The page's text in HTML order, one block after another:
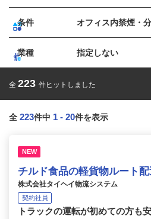
条件 オフィス内禁煙・
業種 指定しない
全 223 件ヒットしました
全 223件中 1 - 20件を表示
NEW
チルド食品の軽貨物ルート
株式会社タイヘイ物流システム
契約社員
トラックの運転が初めての方も